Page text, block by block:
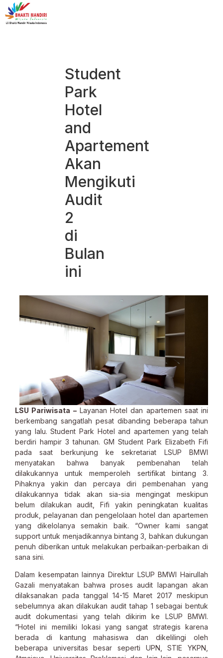
Student
Park
Hotel
and
Apartement
Akan
Mengikuti
Audit
2
di
Bulan
ini
LSU Pariwisata –Layanan Hotel dan apartemen saat ini
berkembang sangatlah pesat dibanding beberapa tahun
yang lalu. Student Park Hotel and apartemen yang telah
berdiri hampir 3 tahunan. GM Student Park Elizabeth Fifi
pada saat berkunjung ke sekretariat LSUP BMWI
menyatakan bahwa banyak pembenahan telah
dilakukannya untuk memperoleh sertifikat bintang 3.
Pihaknya yakin dan percaya diri pembenahan yang
dilakukannya tidak akan sia-sia mengingat meskipun
belum dilakukan audit, Fifi yakin peningkatan kualitas
produk, pelayanan dan pengelolaan hotel dan apartemen
yang dikelolanya semakin baik. “Owner kami sangat
support untuk menjadikannya bintang 3, bahkan dukungan
penuh diberikan untuk melakukan perbaikan-perbaikan di
sana sini.
Dalam kesempatan lainnya Direktur LSUP BMWI Hairullah
Gazali menyatakan bahwa proses audit lapangan akan
dilaksanakan pada tanggal 14-15 Maret 2017 meskipun
sebelumnya akan dilakukan audit tahap 1 sebagai bentuk
audit dokumentasi yang telah dikirim ke LSUP BMWI.
“Hotel ini memiliki lokasi yang sangat strategis karena
berada di kantung mahasiswa dan dikelilingi oleh
beberapa universitas besar seperti UPN, STIE YKPN,